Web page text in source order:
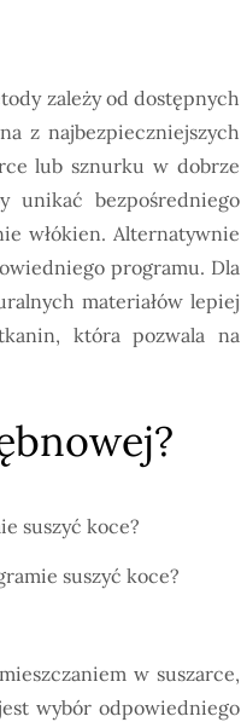
zależy od dostępnych
z najbezpieczniejszych
lub sznurku w dobrze
unikać bezpośredniego
włókien. Alternatywnie
programu. Dla
materiałów lepiej
która pozwala na
suszyć koce?
w suszarce,
wybór odpowiedniego